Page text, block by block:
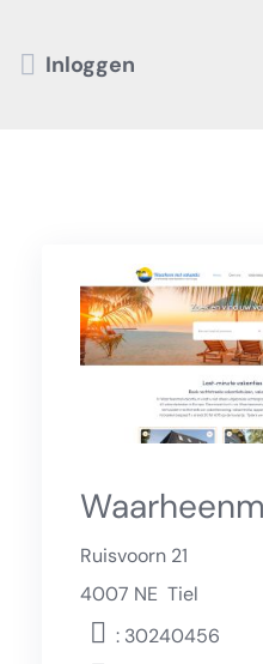
Inloggen
Ruisvoorn 21
4007 NE Tiel
: 30240456